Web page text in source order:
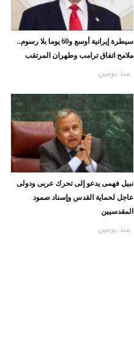
سيطرة إيرانية أوسع و60 يوما بلا رسوم..
ملامح اتفاق ترامب وطهران المرتقب
منذ يومين
نبيل فهمى يدعو إلى تحرك عربى ودولى
عاجل لحماية القدس وإسناد صمود
المقدسيين
منذ يومين